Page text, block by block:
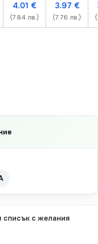
4.01 €
(7.84 лв.)
3.97 €
(7.76 лв.)
списък с желания